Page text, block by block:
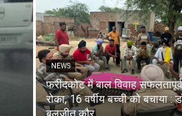
NEWS
फरीदकोट में बाल विवाह
रोका, 16 वर्षीय बच्ची को बचाया :